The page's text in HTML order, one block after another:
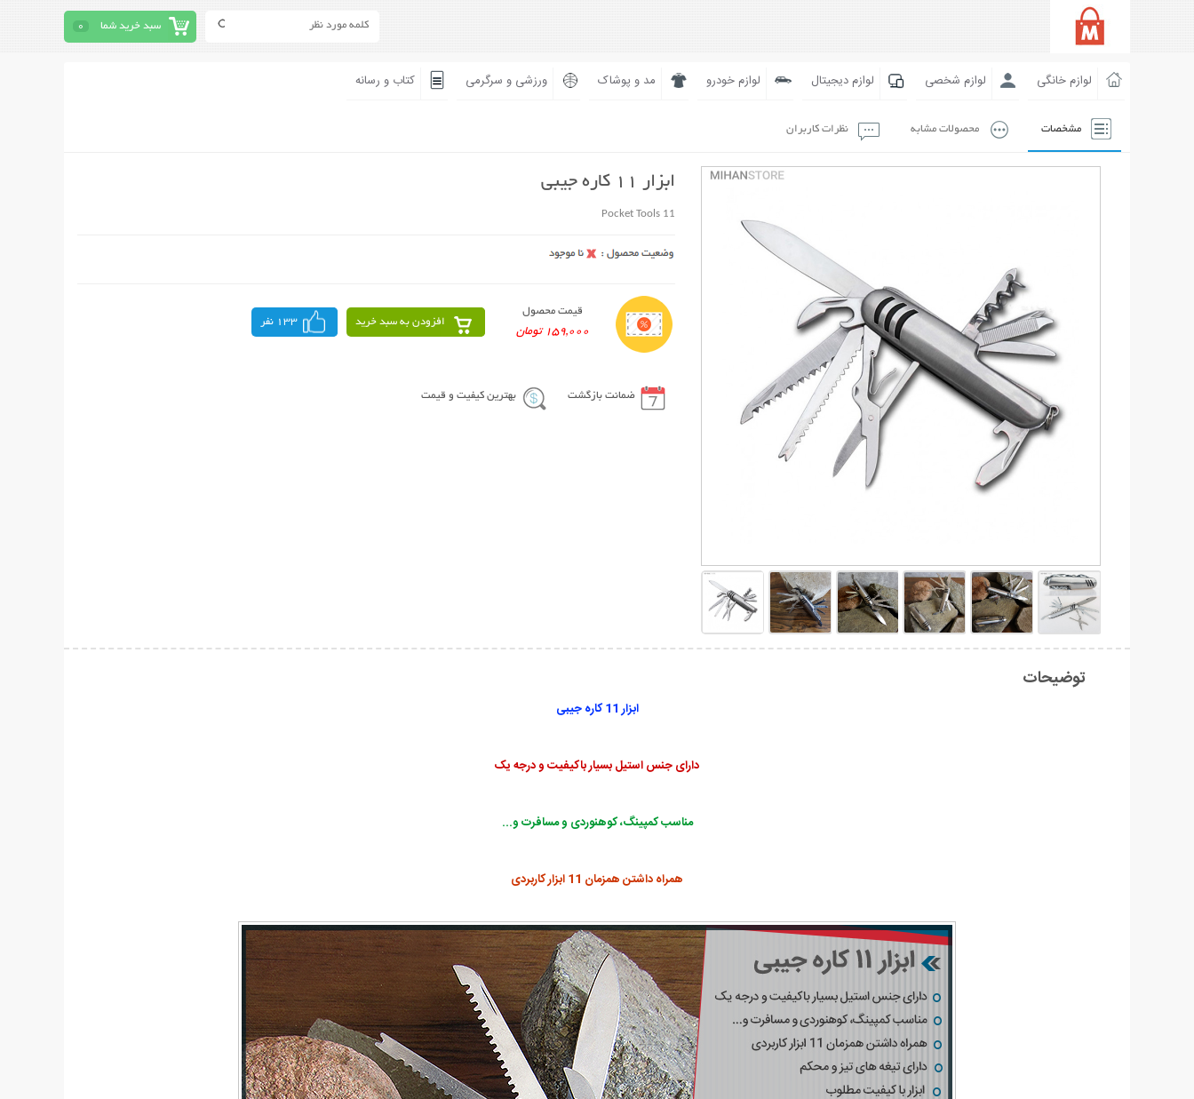
سبد خرید شما 0
لوازم خانگی لوازم شخصی لوازم دیجیتال لوازم خودرو مد و پوشاک ورزشی و سرگرمی کتاب و رسانه
مشخصات محصولات مشابه نظرات کاربران
ابزار 11 کاره جیبی
11 Pocket Tools
قیمت محصول
159,000 تومان
افزودن به سبد خرید 133 نفر
ضمانت بازگشت بهترین کیفیت و قیمت
توضیحات
ابزار 11 کاره جیبی
دارای جنس استیل بسیار باکیفیت و درجه یک
مناسب کمپینگ، کوهنوردی و مسافرت و...
همراه داشتن همزمان 11 ابزار کاربردی